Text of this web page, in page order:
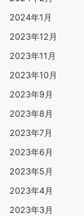
2024年1月
2023年12月
2023年11月
2023年10月
2023年9月
2023年8月
2023年7月
2023年6月
2023年5月
2023年4月
2023年3月